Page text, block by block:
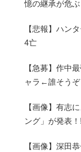
憶の継承が危
【悲報】ハン
4亡
【急募】作中
ャラ←誰そうぞ
【画像】有志
ング」が発表
【画像】深田